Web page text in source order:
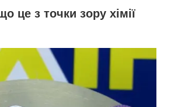
це з точки зору хімії